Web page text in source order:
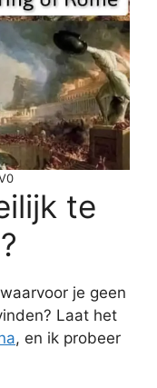
te
je geen
Laat het
, en ik probeer